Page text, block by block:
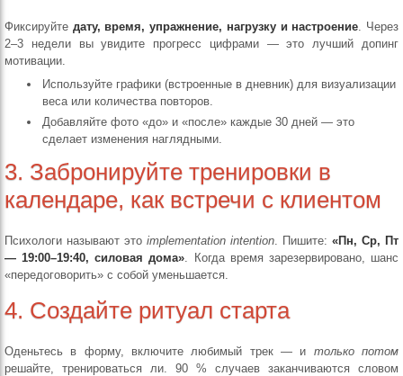
Фиксируйте дату, время, упражнение, нагрузку и настроение. Через
2–3 недели вы увидите прогресс цифрами — это лучший допинг
мотивации.
Используйте графики (встроенные в дневник) для визуализации
веса или количества повторов.
Добавляйте фото «до» и «после» каждые 30 дней — это
сделает изменения наглядными.
3. Забронируйте тренировки в
календаре, как встречи с клиентом
Психологи называют это implementation intention. Пишите: «Пн, Ср, Пт
— 19:00–19:40, силовая дома». Когда время зарезервировано, шанс
«передоговорить» с собой уменьшается.
4. Создайте ритуал старта
Оденьтесь в форму, включите любимый трек — и только потом
решайте, тренироваться ли. 90 % случаев заканчиваются словом